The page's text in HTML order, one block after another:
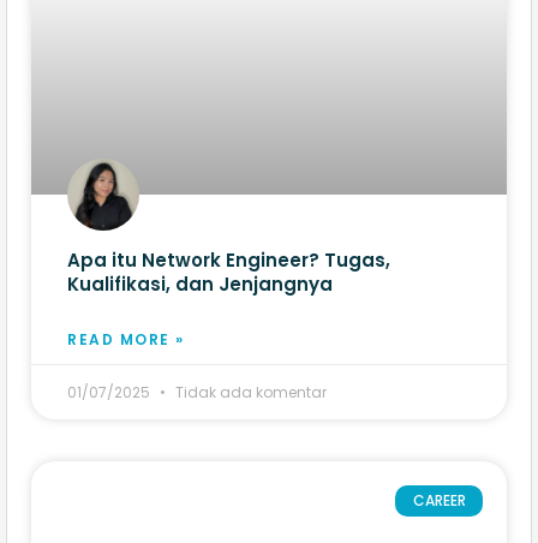
Apa itu Network Engineer? Tugas,
Kualifikasi, dan Jenjangnya
READ MORE »
01/07/2025 Tidak ada komentar
CAREER